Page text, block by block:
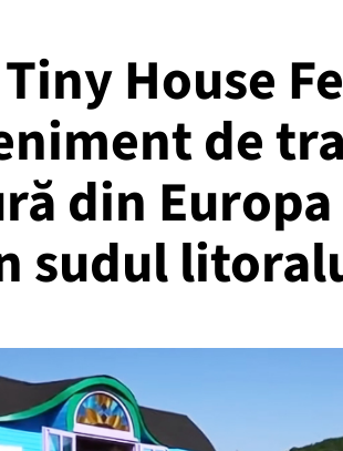
House
de
din Europa
sudul